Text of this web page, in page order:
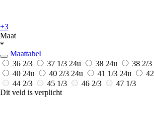
+3
Maat
*
Maattabel
36 2/3
37 1/3 24u 38 24u 38 2/3
40 24u 40 2/3 24u 41 1/3 24u 42
44 2/3
45 1/3 46 2/3
47 1/3
Dit veld is verplicht